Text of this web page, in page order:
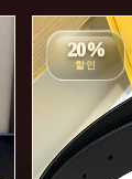
20%
할인